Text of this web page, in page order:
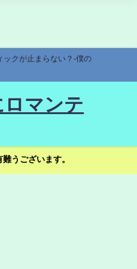
ックが止まらない？-僕の
マンテ
うございます。